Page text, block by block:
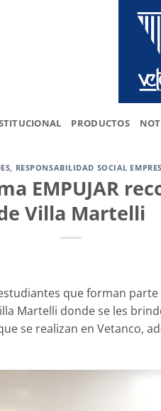
PRODUCTOS
, RESPONSABILIDAD SOCIAL
EMPUJAR
Villa Martelli
que forman parte
Martelli donde se les
se realizan en Vetanco,